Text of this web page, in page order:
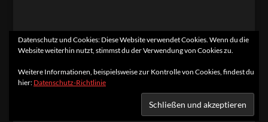
Datenschutz und Cookies: Diese Website verwendet Cookies. Wenn du die
Website weiterhin nutzt, stimmst du der Verwendung von Cookies zu.
Weitere Informationen, beispielsweise zur Kontrolle von Cookies, findest du
hier: Datenschutz-Richtlinie